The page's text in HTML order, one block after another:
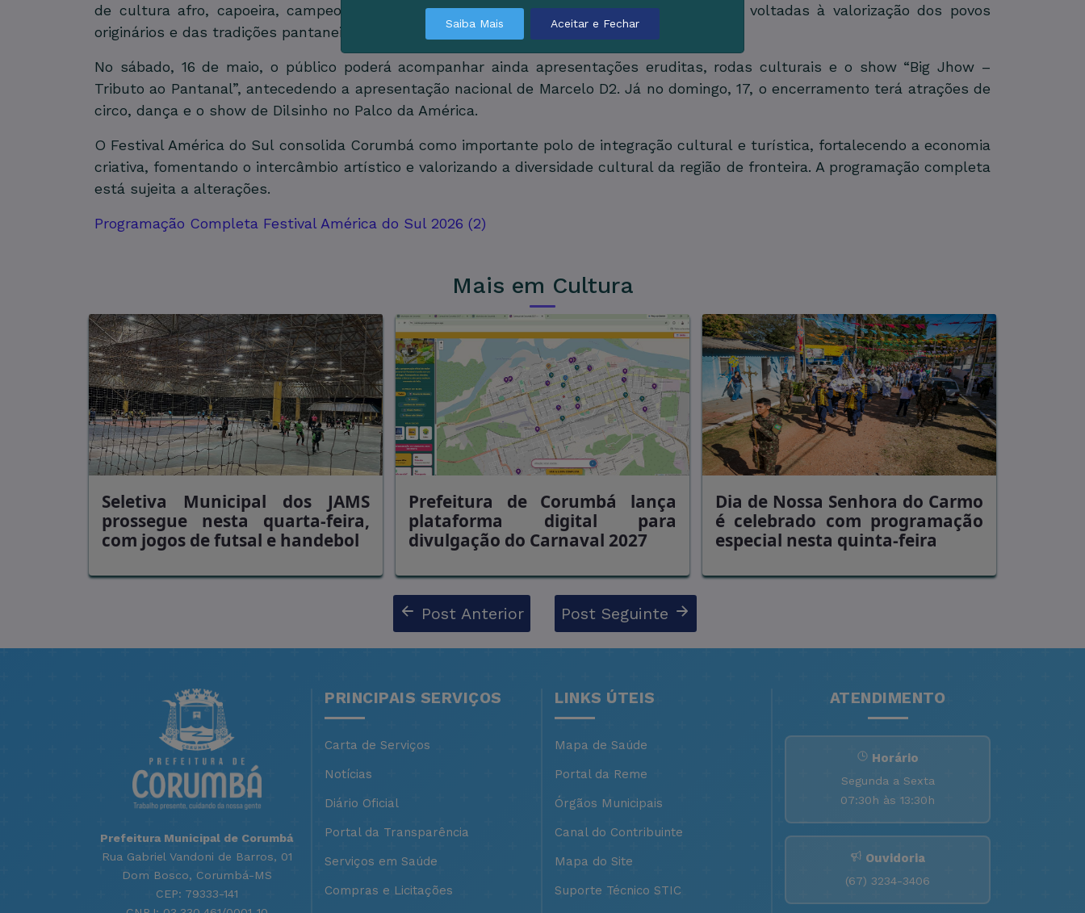
de cultura afro, capoeira, campeonato de skate, oficinas de cosplay, dança e atividades voltadas à valorização dos povos
originários e das tradições pantaneiras.
No sábado, 16 de maio, o público poderá acompanhar ainda apresentações eruditas, rodas culturais e o show “Big Jhow –
Tributo ao Pantanal”, antecedendo a apresentação nacional de Marcelo D2. Já no domingo, 17, o encerramento terá atrações de
circo, dança e o show de Dilsinho no Palco da América.
O Festival América do Sul consolida Corumbá como importante polo de integração cultural e turística, fortalecendo a economia
criativa, fomentando o intercâmbio artístico e valorizando a diversidade cultural da região de fronteira. A programação completa
está sujeita a alterações.
Programação Completa Festival América do Sul 2026 (2)
Mais em Cultura
Seletiva Municipal dos JAMS
prossegue nesta quarta-feira,
com jogos de futsal e handebol
Prefeitura de Corumbá lança
plataforma digital para
divulgação do Carnaval 2027
Dia de Nossa Senhora do Carmo
é celebrado com programação
especial nesta quinta-feira
Post Anterior Post Seguinte
Prefeitura Municipal de Corumbá
Rua Gabriel Vandoni de Barros, 01
Dom Bosco, Corumbá-MS
CEP: 79333-141
PRINCIPAIS SERVIÇOS
Carta de Serviços
Notícias
Diário Oficial
Portal da Transparência
Serviços em Saúde
Compras e Licitações
LINKS ÚTEIS
Mapa de Saúde
Portal da Reme
Órgãos Municipais
Canal do Contribuinte
Mapa do Site
Suporte Técnico STIC
ATENDIMENTO
Horário
Segunda a Sexta
07:30h às 13:30h
Ouvidoria
(67) 3234-3406
Saiba Mais Aceitar e Fechar